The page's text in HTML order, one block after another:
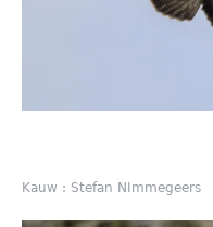
Kauw : Stefan NImmegeers